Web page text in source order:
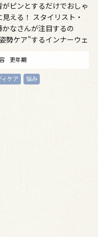
がピンとするだけでおしゃ
見える！ スタイリスト・
かなさんが注目するの
勢ケア”するインナーウェ
更年期
ィケア 悩み